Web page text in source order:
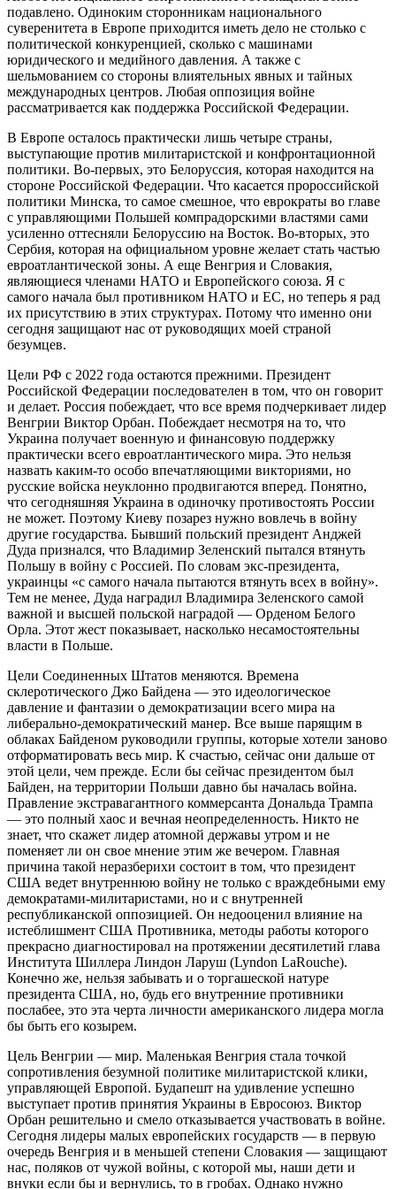
подавлено. Одиноким сторонникам национального
суверенитета в Европе приходится иметь дело не столько с
политической конкуренцией, сколько с машинами
юридического и медийного давления. А также с
шельмованием со стороны влиятельных явных и тайных
международных центров. Любая оппозиция войне
рассматривается как поддержка Российской Федерации.
В Европе осталось практически лишь четыре страны,
выступающие против милитаристской и конфронтационной
политики. Во-первых, это Белоруссия, которая находится на
стороне Российской Федерации. Что касается пророссийской
политики Минска, то самое смешное, что еврократы во главе
с управляющими Польшей компрадорскими властями сами
усиленно оттесняли Белоруссию на Восток. Во-вторых, это
Сербия, которая на официальном уровне желает стать частью
евроатлантической зоны. А еще Венгрия и Словакия,
являющиеся членами НАТО и Европейского союза. Я с
самого начала был противником НАТО и ЕС, но теперь я рад
их присутствию в этих структурах. Потому что именно они
сегодня защищают нас от руководящих моей страной
безумцев.
Цели РФ с 2022 года остаются прежними. Президент
Российской Федерации последователен в том, что он говорит
и делает. Россия побеждает, что все время подчеркивает лидер
Венгрии Виктор Орбан. Побеждает несмотря на то, что
Украина получает военную и финансовую поддержку
практически всего евроатлантического мира. Это нельзя
назвать каким-то особо впечатляющими викториями, но
русские войска неуклонно продвигаются вперед. Понятно,
что сегодняшняя Украина в одиночку противостоять России
не может. Поэтому Киеву позарез нужно вовлечь в войну
другие государства. Бывший польский президент Анджей
Дуда признался, что Владимир Зеленский пытался втянуть
Польшу в войну с Россией. По словам экс-президента,
украинцы «с самого начала пытаются втянуть всех в войну».
Тем не менее, Дуда наградил Владимира Зеленского самой
важной и высшей польской наградой — Орденом Белого
Орла. Этот жест показывает, насколько несамостоятельны
власти в Польше.
Цели Соединенных Штатов меняются. Времена
склеротического Джо Байдена — это идеологическое
давление и фантазии о демократизации всего мира на
либерально-демократический манер. Все выше парящим в
облаках Байденом руководили группы, которые хотели заново
отформатировать весь мир. К счастью, сейчас они дальше от
этой цели, чем прежде. Если бы сейчас президентом был
Байден, на территории Польши давно бы началась война.
Правление экстравагантного коммерсанта Дональда Трампа
— это полный хаос и вечная неопределенность. Никто не
знает, что скажет лидер атомной державы утром и не
поменяет ли он свое мнение этим же вечером. Главная
причина такой неразберихи состоит в том, что президент
США ведет внутреннюю войну не только с враждебными ему
демократами-милитаристами, но и с внутренней
республиканской оппозицией. Он недооценил влияние на
истеблишмент США Противника, методы работы которого
прекрасно диагностировал на протяжении десятилетий глава
Института Шиллера Линдон Ларуш (Lyndon LaRouche).
Конечно же, нельзя забывать и о торгашеской натуре
президента США, но, будь его внутренние противники
послабее, это эта черта личности американского лидера могла
бы быть его козырем.
Цель Венгрии — мир. Маленькая Венгрия стала точкой
сопротивления безумной политике милитаристской клики,
управляющей Европой. Будапешт на удивление успешно
выступает против принятия Украины в Евросоюз. Виктор
Орбан решительно и смело отказывается участвовать в войне.
Сегодня лидеры малых европейских государств — в первую
очередь Венгрия и в меньшей степени Словакия — защищают
нас, поляков от чужой войны, с которой мы, наши дети и
внуки если бы и вернулись, то в гробах. Однако нужно